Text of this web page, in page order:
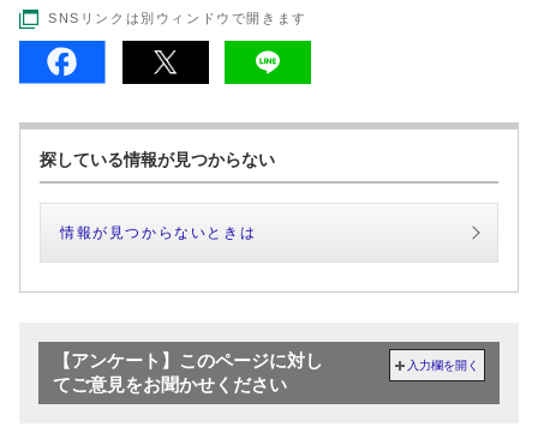
SNSリンクは別ウィンドウで開きます
探している情報が見つからない
情報が見つからないときは
【アンケート】このページに対し
てご意見をお聞かせください
入力欄を開く